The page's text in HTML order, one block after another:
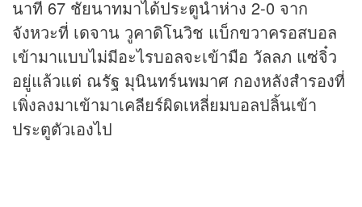
นาที 67 ชัยนาทมาได้ประตูนำห่าง 2-0 จาก
จังหวะที่ เดจาน วูคาดิโนวิช แบ็กขวาครอสบอล
เข้ามาแบบไม่มีอะไรบอลจะเข้ามือ วัลลภ แซ่จิ๋ว
อยู่แล้วแต่ ณรัฐ มุนินทร์นพมาศ กองหลังสำรองที่
เพิ่งลงมาเข้ามาเคลียร์ผิดเหลี่ยมบอลปลิ้นเข้า
ประตูตัวเองไป